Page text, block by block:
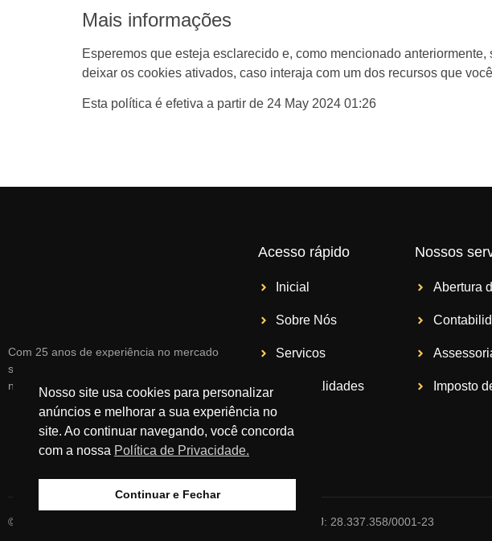
Mais informações
Esperemos que esteja esclarecido e, como mencionado
deixar os cookies ativados, caso interaja com um dos recursos que
Esta política é efetiva a partir de 24 May 2024 01:26
Com 25 anos de experiência no mercado
somos referência em serviços contábeis
na região.
Acesso rápido
Inicial
Sobre Nós
Serviços
Especialidades
Blog
Nossos
Abertura
Imposto
© 2026 All rights reserved​ – Escritório Comind 3 LTDA – CNPJ: 28.337.358/0001-23
Nosso site usa cookies para personalizar
anúncios e melhorar a sua experiência no
site. Ao continuar navegando, você concorda
com a nossa Política de Privacidade.
Continuar e Fechar